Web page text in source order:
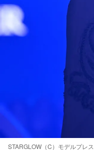
STARGLOW（C）モデルプレス